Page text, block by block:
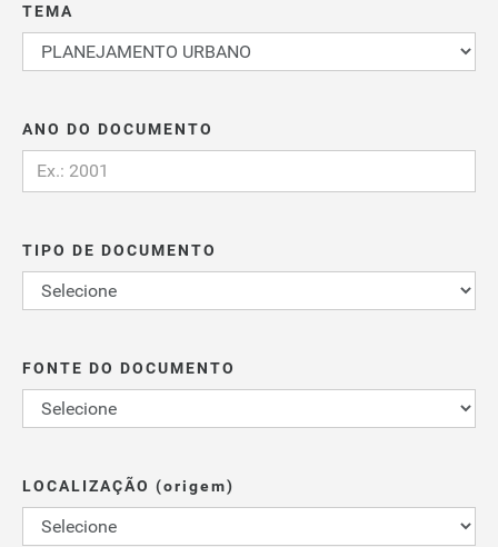
TEMA
ANO DO DOCUMENTO
TIPO DE DOCUMENTO
FONTE DO DOCUMENTO
LOCALIZAÇÃO (origem)